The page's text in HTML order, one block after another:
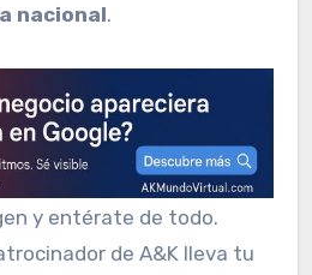
nacional.
y entérate de todo.
de A&K lleva tu